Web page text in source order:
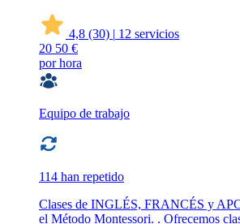
4,8 (30) | 12 servicios
20 50 €
por hora
Equipo de trabajo
114 han repetido
Clases de INGLÉS, FRANCÉS y
el Método Montessori. . Ofrecemos